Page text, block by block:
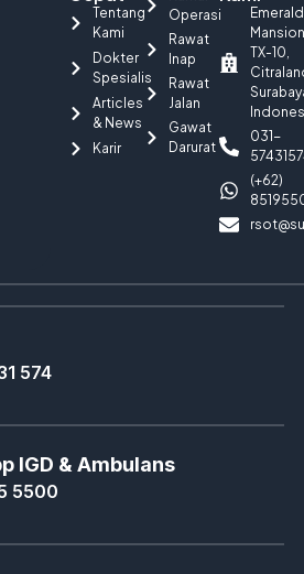
Tentang
Kami
Dokter
Spesialis
Articles
& News
Karir
Operasi
Rawat
Inap
Rawat
Jalan
Gawat
Darurat
Emerald
Mansion
TX-10,
031-
(+62)
574
IGD & Ambulans
5500